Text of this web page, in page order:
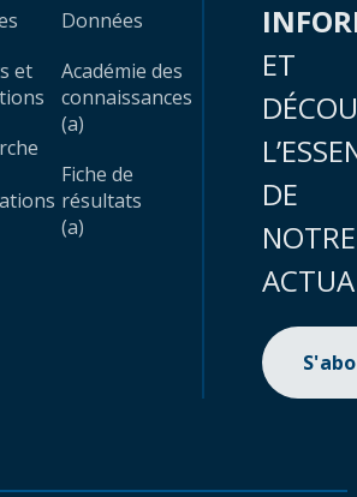
et
Données
Académie des
connaissances
(a)
Fiche de
résultats
(a)
ET
DE
NOTRE